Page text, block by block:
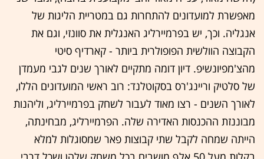
מאפשרת למועדונים להתחרות גם במטריית הליגות של
אנגליה. וכך, יש בפרמיירליג האנגלית את סוונזי, וגם את
הקבוצה הוולשית הפופולרית ביותר - קארדיף סיטי
מהצ'מפיונשיפ. דיון דומה מתקיים לאורך שנים לגבי מעמדן
של סלטיק וריינג'רס בסקוטלנד: רוב ראשי המועדונים הללו,
לאורך השנים - רצו מאוד לעבור לשחק בפרמיירליג, וליהנות
מבוננזת ההכנסות האדירה שלה. הפרמיירליג, מבחינתה,
הייתה שמחה לקבל שתי קבוצות פאר שמסוגלות למלא